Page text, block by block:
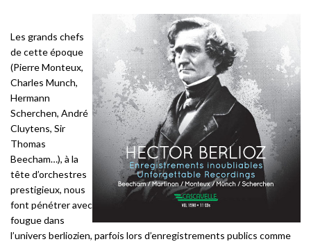
Les grands chefs
de cette époque
(Pierre Monteux,
Charles Munch,
Hermann
Scherchen, André
Cluytens, Sir
Thomas
Beecham…), à la
tête d’orchestres
prestigieux, nous
font pénétrer avec
fougue dans
l’univers berliozien, parfois lors d’enregistrements publics comme